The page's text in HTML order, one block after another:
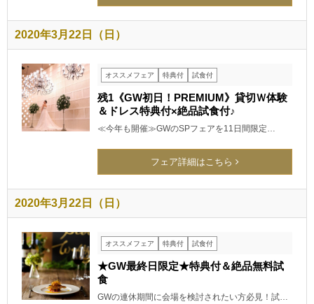
2020年3月22日（日）
オススメフェア 特典付 試食付
残1《GW初日！PREMIUM》貸切Ｗ体験
＆ドレス特典付×絶品試食付♪
≪今年も開催≫GWのSPフェアを11日間限定…
フェア詳細はこちら
2020年3月22日（日）
オススメフェア 特典付 試食付
★GW最終日限定★特典付＆絶品無料試
食
GWの連休期間に会場を検討されたい方必見！試…